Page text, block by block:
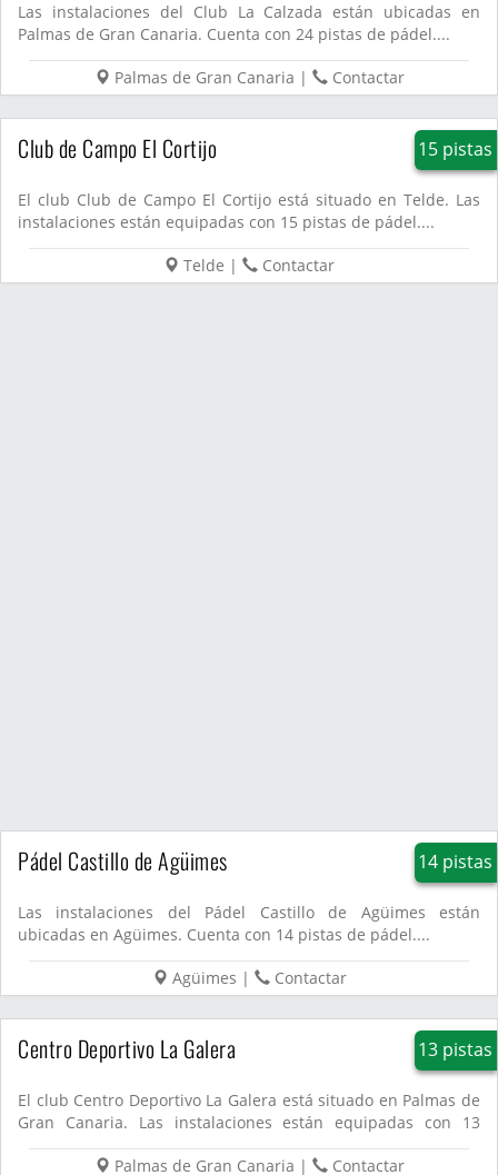
Las instalaciones del Club La Calzada están ubicadas en
Palmas de Gran Canaria. Cuenta con 24 pistas de pádel....
Palmas de Gran Canaria | Contactar
Club de Campo El Cortijo 15 pistas
El club Club de Campo El Cortijo está situado en Telde. Las
instalaciones están equipadas con 15 pistas de pádel....
Telde | Contactar
Pádel Castillo de Agüimes 14 pistas
Las instalaciones del Pádel Castillo de Agüimes están
ubicadas en Agüimes. Cuenta con 14 pistas de pádel....
Agüimes | Contactar
Centro Deportivo La Galera 13 pistas
El club Centro Deportivo La Galera está situado en Palmas de
Gran Canaria. Las instalaciones están equipadas con 13
pistas ...
Palmas de Gran Canaria | Contactar